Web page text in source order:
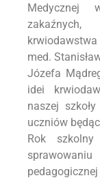
Medycznej
med.
Józefa
idei
naszej
uczniów
Rok